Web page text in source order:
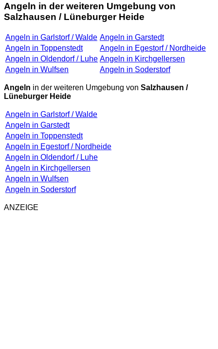
Angeln in der weiteren Umgebung von
Salzhausen / Lüneburger Heide
Angeln in Garlstorf / Walde Angeln in Garstedt
Angeln in Toppenstedt
Angeln in Egestorf / Nordheide
Angeln in Oldendorf / Luhe Angeln in Kirchgellersen
Angeln in Wulfsen
Angeln in Soderstorf
Angeln in der weiteren Umgebung von Salzhausen /
Lüneburger Heide
Angeln in Garlstorf / Walde
Angeln in Garstedt
Angeln in Toppenstedt
Angeln in Egestorf / Nordheide
Angeln in Oldendorf / Luhe
Angeln in Kirchgellersen
Angeln in Wulfsen
Angeln in Soderstorf
ANZEIGE